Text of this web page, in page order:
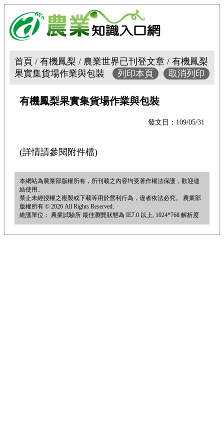
首頁 / 有機鳳梨 / 農業世界已刊登文章 / 有機鳳梨
果實集貨場作業與包裝
取消列印
列印本頁
有機鳳梨果實集貨場作業與包裝
發文日：109/05/31
(詳情請參閱附件檔)
本網站為農業部版權所有，所刊載之內容均受著作權法保護，歡迎連
結使用。
禁止未經授權之複製或下載等用於營利行為，違者依法必究。 農業部
版權所有 © 2026 All Rights Reserved.
維護單位： 農業試驗所 最佳瀏覽狀態為 IE7.0 以上, 1024*768 解析度